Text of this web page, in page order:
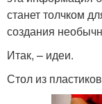
станет толчком
создания
Итак, – идеи.
Стол из